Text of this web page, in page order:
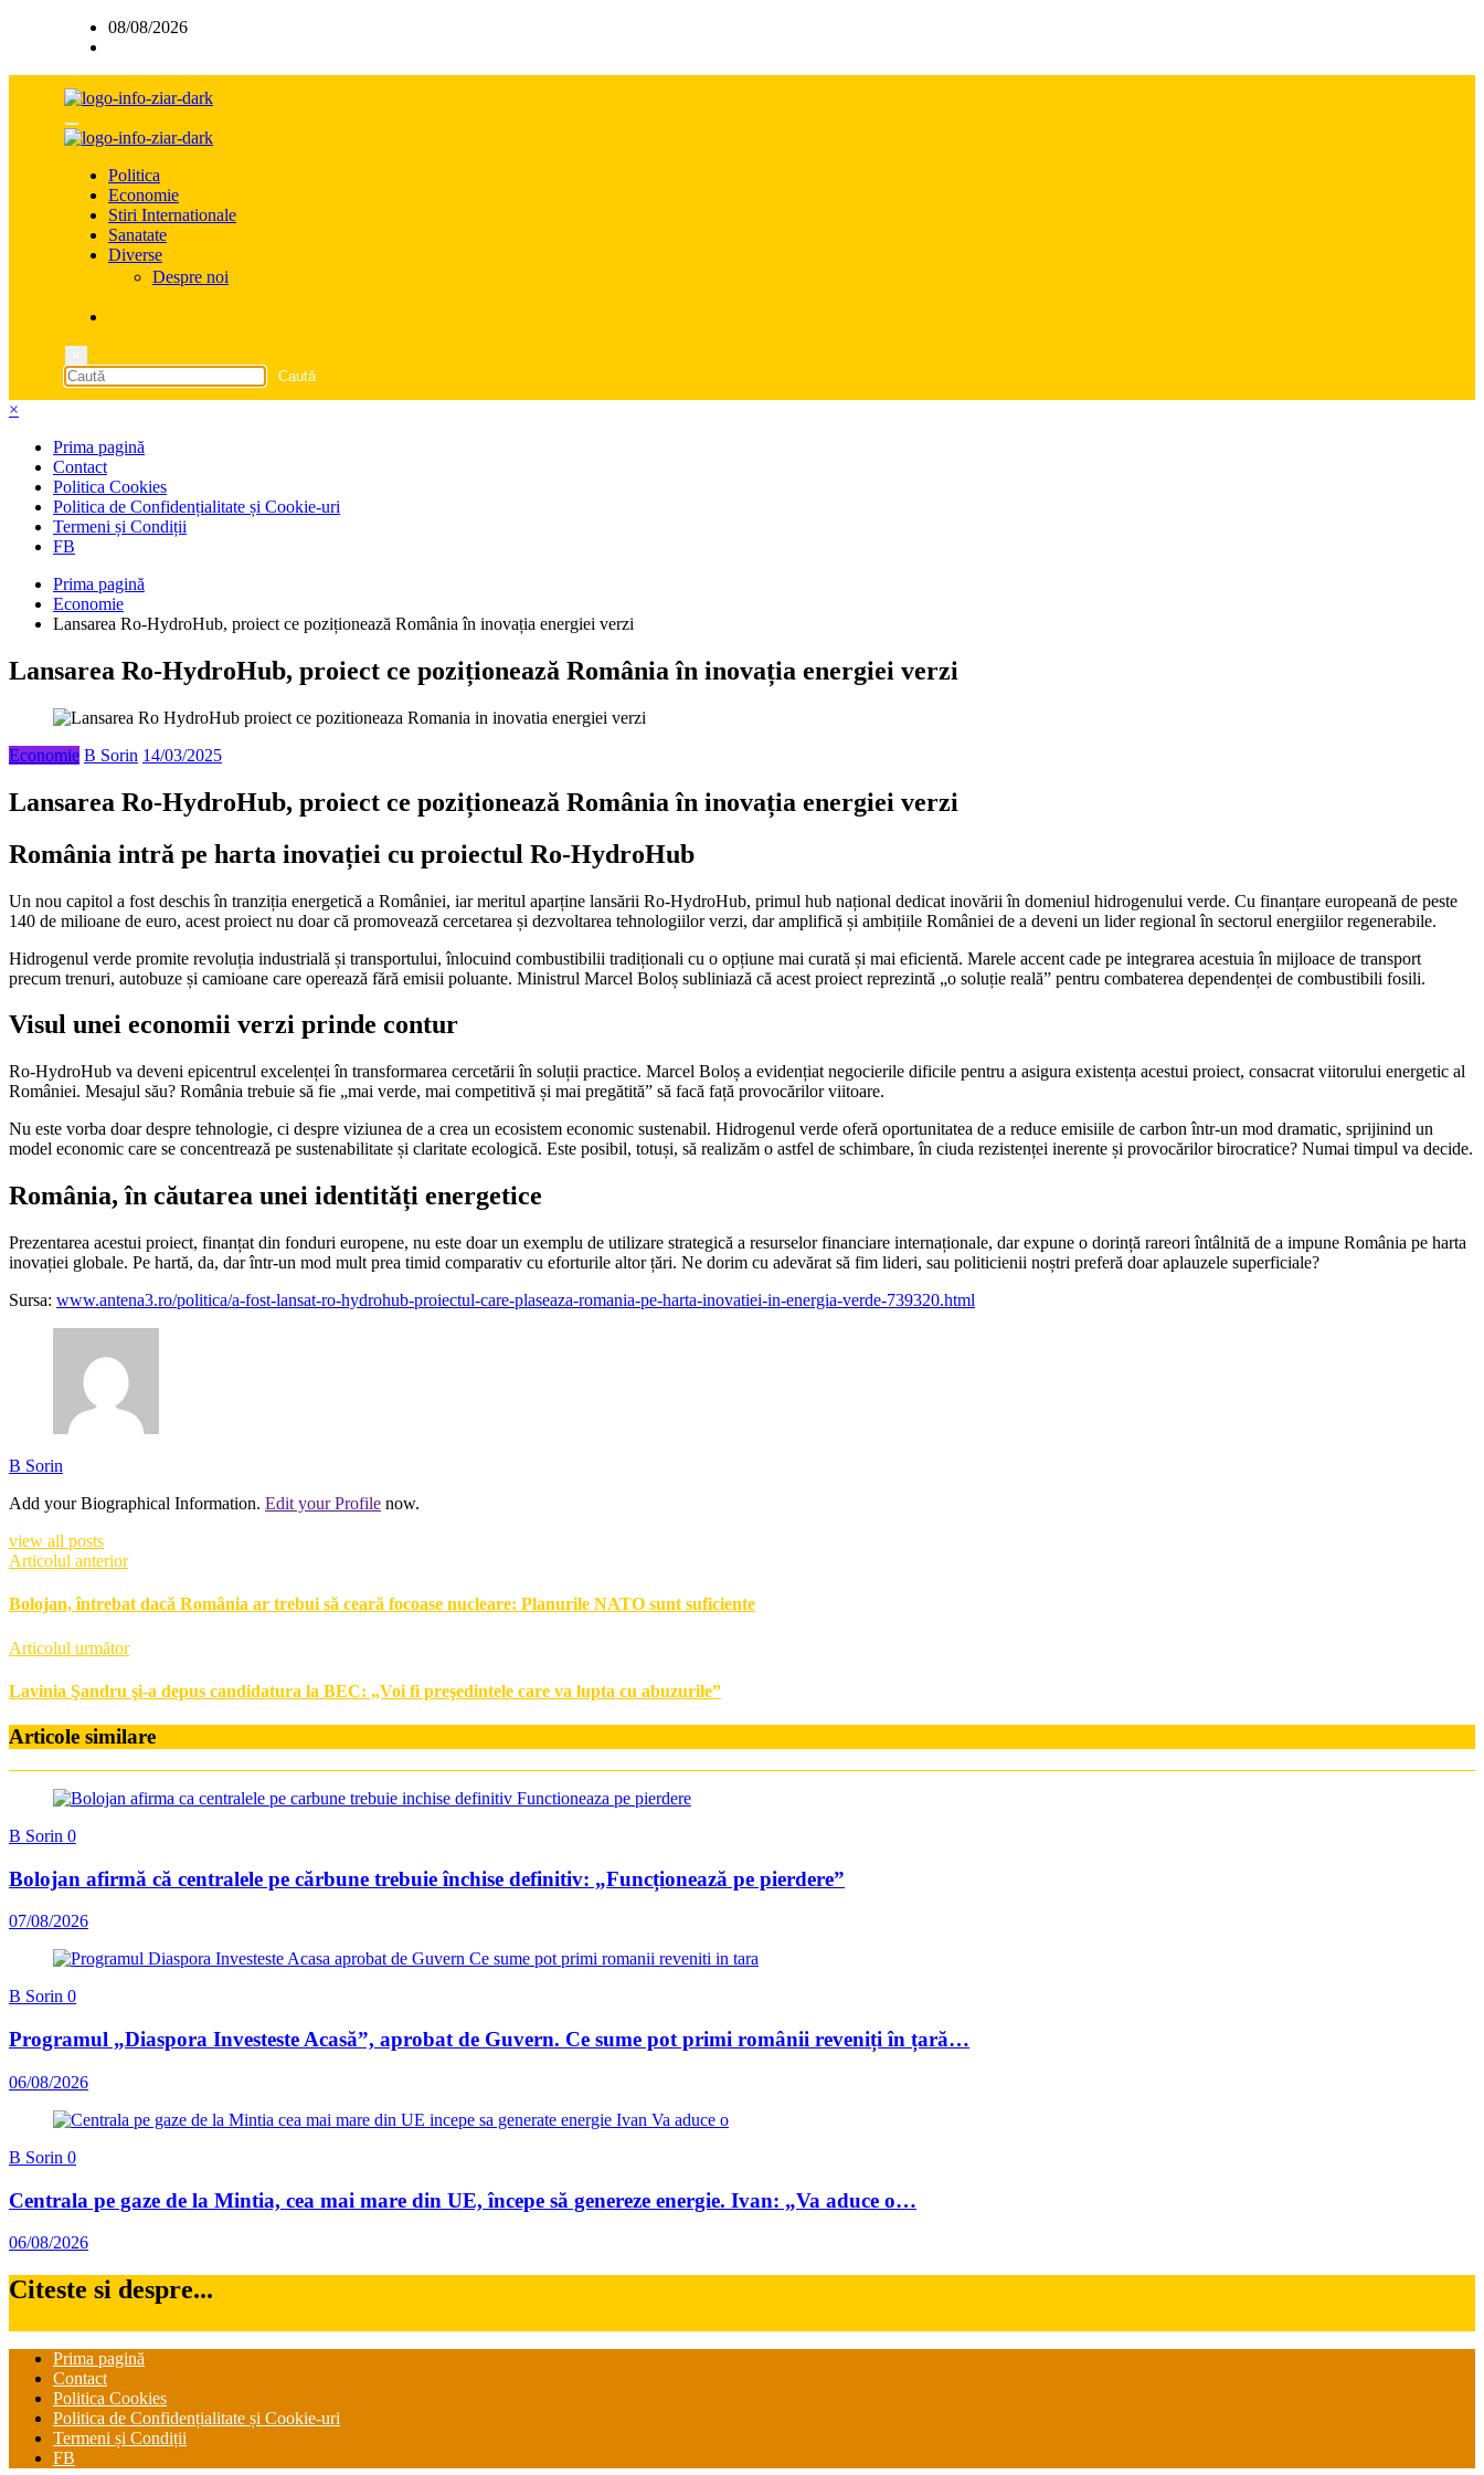
08/08/2026
Politica
Economie
Stiri Internationale
Sanatate
Diverse
Despre noi
×
Prima pagină
Contact
Politica Cookies
Politica de Confidențialitate și Cookie-uri
Termeni și Condiții
FB
Prima pagină
Economie
Lansarea Ro-HydroHub, proiect ce poziționează România în inovația energiei verzi
Lansarea Ro-HydroHub, proiect ce poziționează România în inovația energiei verzi
Economie B Sorin 14/03/2025
Lansarea Ro-HydroHub, proiect ce poziționează România în inovația energiei verzi
România intră pe harta inovației cu proiectul Ro-HydroHub
Un nou capitol a fost deschis în tranziția energetică a României, iar meritul aparține lansării Ro-HydroHub, primul hub național dedicat inovării în domeniul hidrogenului verde. Cu finanțare europeană de peste
140 de milioane de euro, acest proiect nu doar că promovează cercetarea și dezvoltarea tehnologiilor verzi, dar amplifică și ambițiile României de a deveni un lider regional în sectorul energiilor regenerabile.
Hidrogenul verde promite revoluția industrială și transportului, înlocuind combustibilii tradiționali cu o opțiune mai curată și mai eficientă. Marele accent cade pe integrarea acestuia în mijloace de transport
precum trenuri, autobuze și camioane care operează fără emisii poluante. Ministrul Marcel Boloș subliniază că acest proiect reprezintă „o soluție reală” pentru combaterea dependenței de combustibili fosili.
Visul unei economii verzi prinde contur
Ro-HydroHub va deveni epicentrul excelenței în transformarea cercetării în soluții practice. Marcel Boloș a evidențiat negocierile dificile pentru a asigura existența acestui proiect, consacrat viitorului energetic al
României. Mesajul său? România trebuie să fie „mai verde, mai competitivă și mai pregătită” să facă față provocărilor viitoare.
Nu este vorba doar despre tehnologie, ci despre viziunea de a crea un ecosistem economic sustenabil. Hidrogenul verde oferă oportunitatea de a reduce emisiile de carbon într-un mod dramatic, sprijinind un
model economic care se concentrează pe sustenabilitate și claritate ecologică. Este posibil, totuși, să realizăm o astfel de schimbare, în ciuda rezistenței inerente și provocărilor birocratice? Numai timpul va decide.
România, în căutarea unei identități energetice
Prezentarea acestui proiect, finanțat din fonduri europene, nu este doar un exemplu de utilizare strategică a resurselor financiare internaționale, dar expune o dorință rareori întâlnită de a impune România pe harta
inovației globale. Pe hartă, da, dar într-un mod mult prea timid comparativ cu eforturile altor țări. Ne dorim cu adevărat să fim lideri, sau politicienii noștri preferă doar aplauzele superficiale?
Sursa: www.antena3.ro/politica/a-fost-lansat-ro-hydrohub-proiectul-care-plaseaza-romania-pe-harta-inovatiei-in-energia-verde-739320.html
B Sorin
Add your Biographical Information. Edit your Profile now.
view all posts
Articolul anterior
Bolojan, întrebat dacă România ar trebui să ceară focoase nucleare: Planurile NATO sunt suficiente
Articolul următor
Lavinia Şandru şi-a depus candidatura la BEC: „Voi fi preşedintele care va lupta cu abuzurile”
Articole similare
B Sorin 0
Bolojan afirmă că centralele pe cărbune trebuie închise definitiv: „Funcționează pe pierdere”
07/08/2026
B Sorin 0
Programul „Diaspora Investeste Acasă”, aprobat de Guvern. Ce sume pot primi românii reveniți în țară…
06/08/2026
B Sorin 0
Centrala pe gaze de la Mintia, cea mai mare din UE, începe să genereze energie. Ivan: „Va aduce o…
06/08/2026
Citeste si despre...
Prima pagină
Contact
Politica Cookies
Politica de Confidențialitate și Cookie-uri
Termeni și Condiții
FB